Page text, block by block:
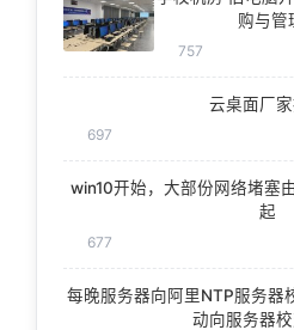
购与管
757
云桌面厂
697
win10开始，大部份网络堵塞
起
677
每晚服务器向阿里NTP服务器
动向服务器